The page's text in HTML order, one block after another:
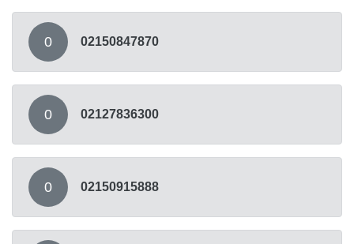
0 02150847870
0 02127836300
0 02150915888